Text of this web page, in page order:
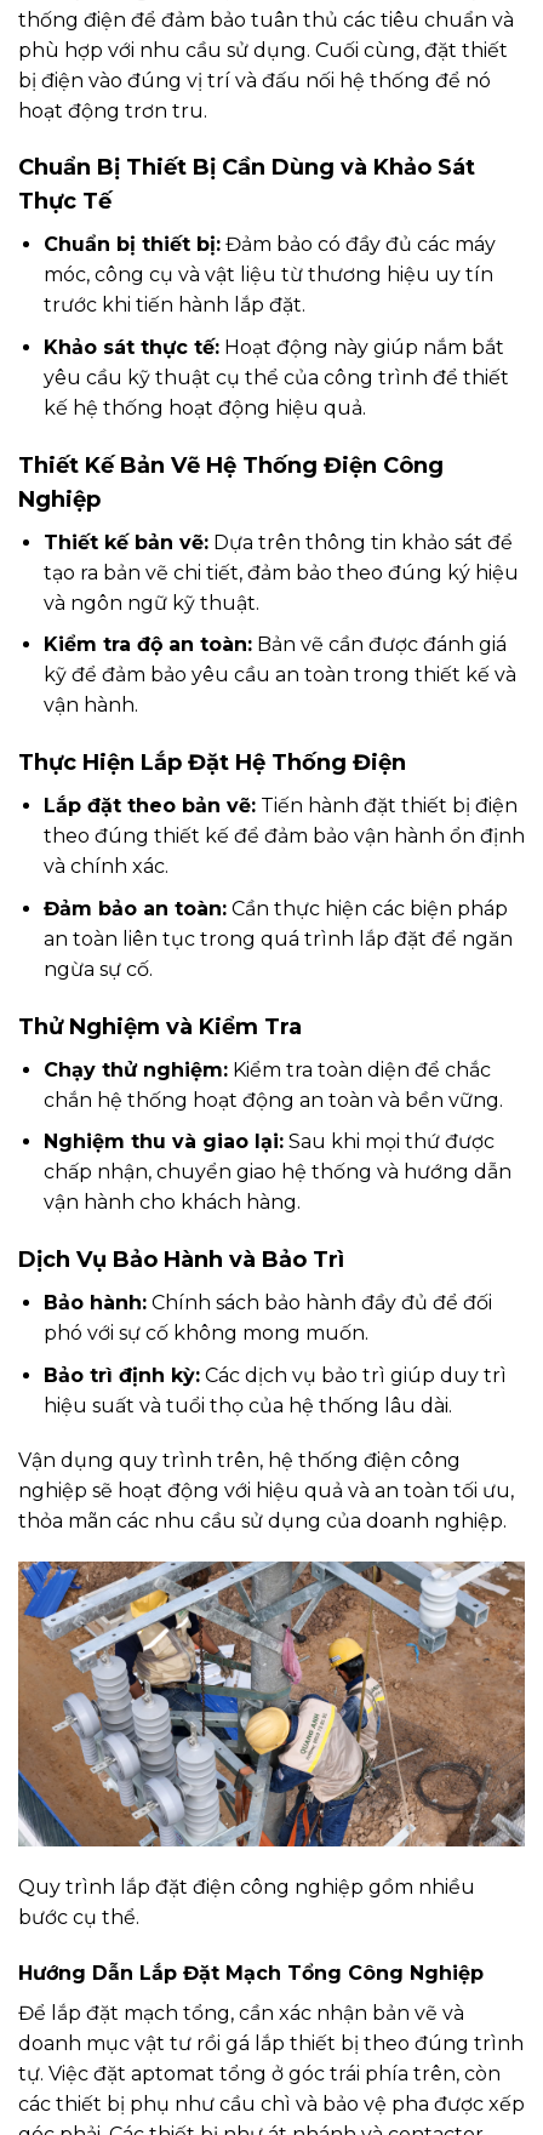
thống điện để đảm bảo tuân thủ các tiêu chuẩn và
phù hợp với nhu cầu sử dụng. Cuối cùng, đặt thiết
bị điện vào đúng vị trí và đấu nối hệ thống để nó
hoạt động trơn tru.
Chuẩn Bị Thiết Bị Cần Dùng và Khảo Sát
Thực Tế
Chuẩn bị thiết bị:Đảm bảo có đầy đủ các máy
móc, công cụ và vật liệu từ thương hiệu uy tín
trước khi tiến hành lắp đặt.
Khảo sát thực tế:Hoạt động này giúp nắm bắt
yêu cầu kỹ thuật cụ thể của công trình để thiết
kế hệ thống hoạt động hiệu quả.
Thiết Kế Bản Vẽ Hệ Thống Điện Công
Nghiệp
Thiết kế bản vẽ:Dựa trên thông tin khảo sát để
tạo ra bản vẽ chi tiết, đảm bảo theo đúng ký hiệu
và ngôn ngữ kỹ thuật.
Kiểm tra độ an toàn:Bản vẽ cần được đánh giá
kỹ để đảm bảo yêu cầu an toàn trong thiết kế và
vận hành.
Thực Hiện Lắp Đặt Hệ Thống Điện
Lắp đặt theo bản vẽ:Tiến hành đặt thiết bị điện
theo đúng thiết kế để đảm bảo vận hành ổn định
và chính xác.
Đảm bảo an toàn:Cần thực hiện các biện pháp
an toàn liên tục trong quá trình lắp đặt để ngăn
ngừa sự cố.
Thử Nghiệm và Kiểm Tra
Chạy thử nghiệm:Kiểm tra toàn diện để chắc
chắn hệ thống hoạt động an toàn và bền vững.
Nghiệm thu và giao lại:Sau khi mọi thứ được
chấp nhận, chuyển giao hệ thống và hướng dẫn
vận hành cho khách hàng.
Dịch Vụ Bảo Hành và Bảo Trì
Bảo hành:Chính sách bảo hành đầy đủ để đối
phó với sự cố không mong muốn.
Bảo trì định kỳ:Các dịch vụ bảo trì giúp duy trì
hiệu suất và tuổi thọ của hệ thống lâu dài.
Vận dụng quy trình trên, hệ thống điện công
nghiệp sẽ hoạt động với hiệu quả và an toàn tối ưu,
thỏa mãn các nhu cầu sử dụng của doanh nghiệp.
Quy trình lắp đặt điện công nghiệp gồm nhiều
bước cụ thể.
Hướng Dẫn Lắp Đặt Mạch Tổng Công Nghiệp
Để lắp đặt mạch tổng, cần xác nhận bản vẽ và
doanh mục vật tư rồi gá lắp thiết bị theo đúng trình
tự. Việc đặt aptomat tổng ở góc trái phía trên, còn
các thiết bị phụ như cầu chì và bảo vệ pha được xếp